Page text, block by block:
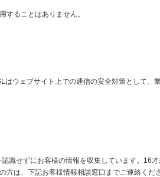
することはありません。
ウェブサイト上での通信の安全対策として
せずにお客様の情報を収集しています。16
は、下記お客様情報相談窓口までご連絡くださ